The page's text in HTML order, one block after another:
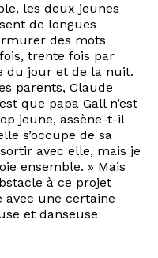
les deux jeunes
de longues
des mots
trente fois par
du jour et de la nuit.
parents, Claude
que papa Gall n’est
jeune, assène-t-il
s’occupe de sa
avec elle, mais je
ensemble. » Mais
à ce projet
avec une certaine
et danseuse